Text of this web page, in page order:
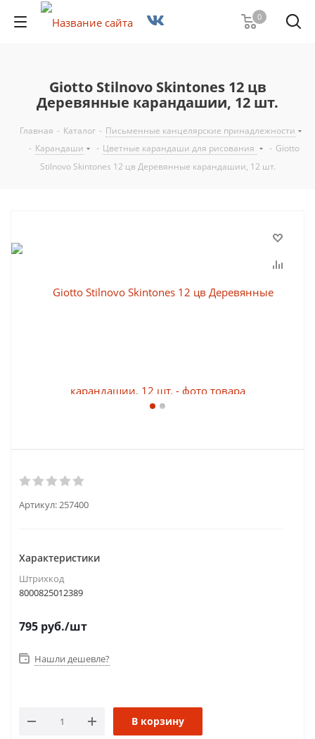
0
Giotto Stilnovo Skintones 12 цв
Деревянные карандашии, 12 шт.
Главная - Каталог - Письменные канцелярские принадлежности
- Карандаши - Цветные карандаши для рисования - Giotto
Stilnovo Skintones 12 цв Деревянные карандашии, 12 шт.
Артикул:257400
Характеристики
Штрихкод
8000825012389
795 руб./шт
Нашли дешевле?
В корзину